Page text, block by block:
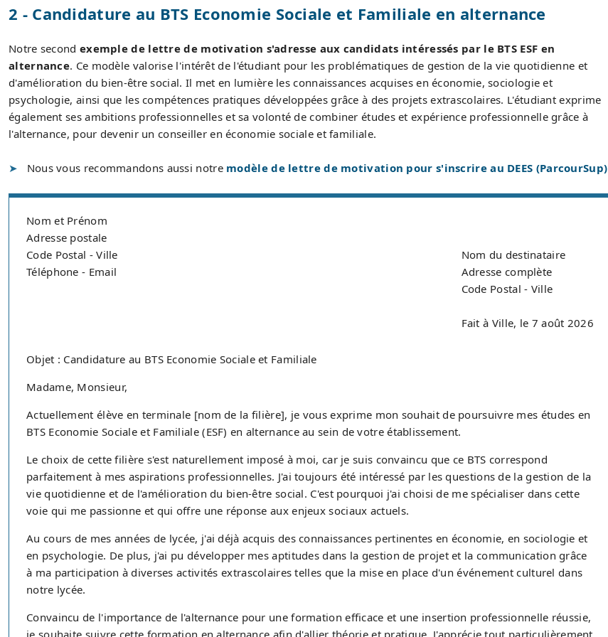
2 - Candidature au BTS Economie Sociale et Familiale en alternance
Notre second exemple de lettre de motivation s'adresse aux candidats intéressés par le BTS ESF en
alternance. Ce modèle valorise l'intérêt de l'étudiant pour les problématiques de gestion de la vie quotidienne et
d'amélioration du bien-être social. Il met en lumière les connaissances acquises en économie, sociologie et
psychologie, ainsi que les compétences pratiques développées grâce à des projets extrascolaires. L'étudiant exprime
également ses ambitions professionnelles et sa volonté de combiner études et expérience professionnelle grâce à
l'alternance, pour devenir un conseiller en économie sociale et familiale.
Nous vous recommandons aussi notre modèle de lettre de motivation pour s'inscrire au DEES (ParcourSup)
Nom et Prénom
Adresse postale
Code Postal - Ville
Téléphone - Email
Nom du destinataire
Adresse complète
Code Postal - Ville
Fait à Ville, le 7 août 2026
Objet : Candidature au BTS Economie Sociale et Familiale
Madame, Monsieur,
Actuellement élève en terminale [nom de la filière], je vous exprime mon souhait de poursuivre mes études en
BTS Economie Sociale et Familiale (ESF) en alternance au sein de votre établissement.
Le choix de cette filière s'est naturellement imposé à moi, car je suis convaincu que ce BTS correspond
parfaitement à mes aspirations professionnelles. J'ai toujours été intéressé par les questions de la gestion de la
vie quotidienne et de l'amélioration du bien-être social. C'est pourquoi j'ai choisi de me spécialiser dans cette
voie qui me passionne et qui offre une réponse aux enjeux sociaux actuels.
Au cours de mes années de lycée, j'ai déjà acquis des connaissances pertinentes en économie, en sociologie et
en psychologie. De plus, j'ai pu développer mes aptitudes dans la gestion de projet et la communication grâce
à ma participation à diverses activités extrascolaires telles que la mise en place d'un événement culturel dans
notre lycée.
Convaincu de l'importance de l'alternance pour une formation efficace et une insertion professionnelle réussie,
je souhaite suivre cette formation en alternance afin d'allier théorie et pratique. J'apprécie tout particulièrement